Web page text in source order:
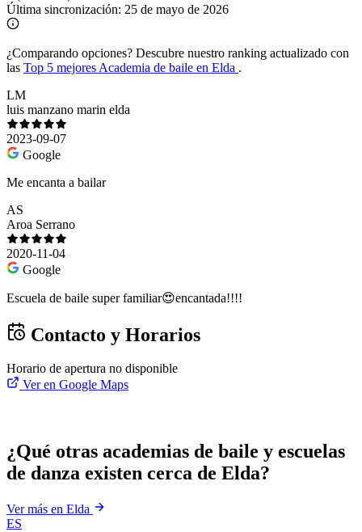
Última sincronización: 25 de mayo de 2026
¿Comparando opciones? Descubre nuestro ranking actualizado con
las Top 5 mejores Academia de baile en Elda .
LM
luis manzano marin elda
2023-09-07
Google
Me encanta a bailar
AS
Aroa Serrano
2020-11-04
Google
Escuela de baile super familiar😍encantada!!!!
Contacto y Horarios
Horario de apertura no disponible
Ver en Google Maps
¿Qué otras academias de baile y escuelas
de danza existen cerca de Elda?
Ver más en Elda
ES